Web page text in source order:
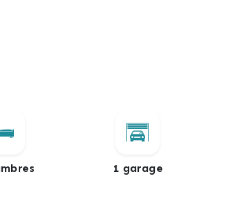
1 garage